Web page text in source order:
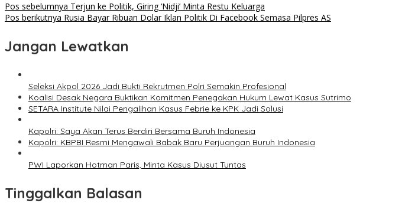
Pos sebelumnya Terjun ke Politik, Giring ‘Nidji’ Minta Restu Keluarga
Pos berikutnya Rusia Bayar Ribuan Dolar Iklan Politik Di Facebook Semasa Pilpres AS
Jangan Lewatkan
Seleksi Akpol 2026 Jadi Bukti Rekrutmen Polri Semakin Profesional
Koalisi Desak Negara Buktikan Komitmen Penegakan Hukum Lewat Kasus Sutrimo
SETARA Institute Nilai Pengalihan Kasus Febrie ke KPK Jadi Solusi
Kapolri: Saya Akan Terus Berdiri Bersama Buruh Indonesia
Kapolri: KBPBI Resmi Mengawali Babak Baru Perjuangan Buruh Indonesia
PWI Laporkan Hotman Paris, Minta Kasus Diusut Tuntas
Tinggalkan Balasan